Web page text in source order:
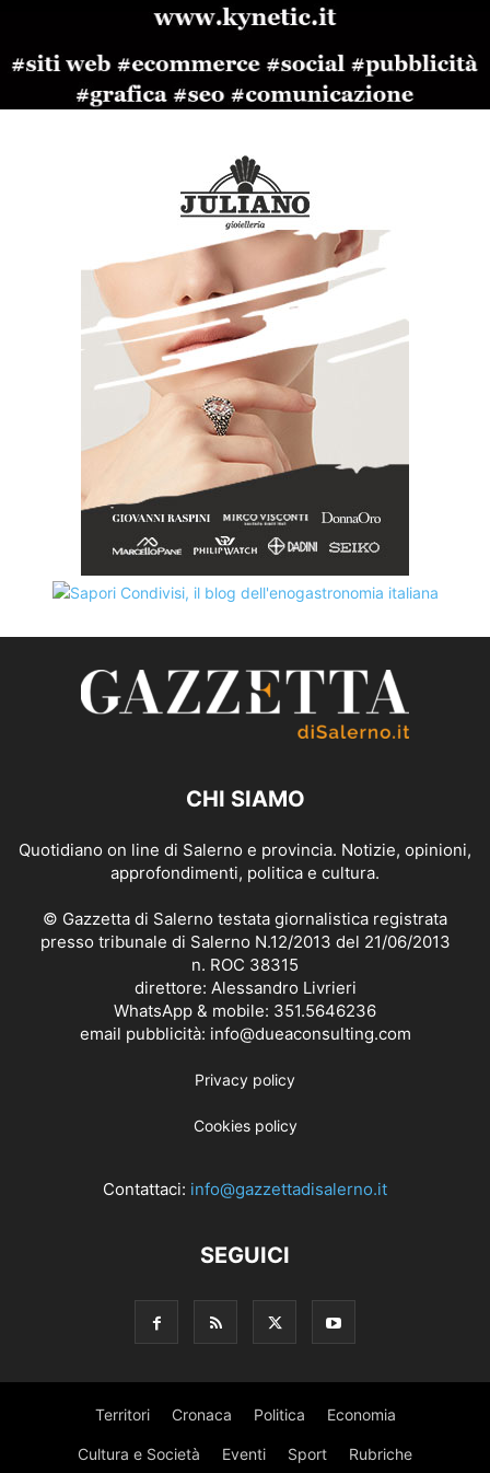
CHI SIAMO
Quotidiano on line di Salerno e provincia. Notizie, opinioni,
approfondimenti, politica e cultura.
© Gazzetta di Salerno testata giornalistica registrata
presso tribunale di Salerno N.12/2013 del 21/06/2013
n. ROC 38315
direttore: Alessandro Livrieri
WhatsApp & mobile: 351.5646236
email pubblicità: info@dueaconsulting.com
Privacy policy
Cookies policy
Contattaci: info@gazzettadisalerno.it
SEGUICI
Territori Cronaca Politica Economia
Cultura e Società Eventi Sport Rubriche